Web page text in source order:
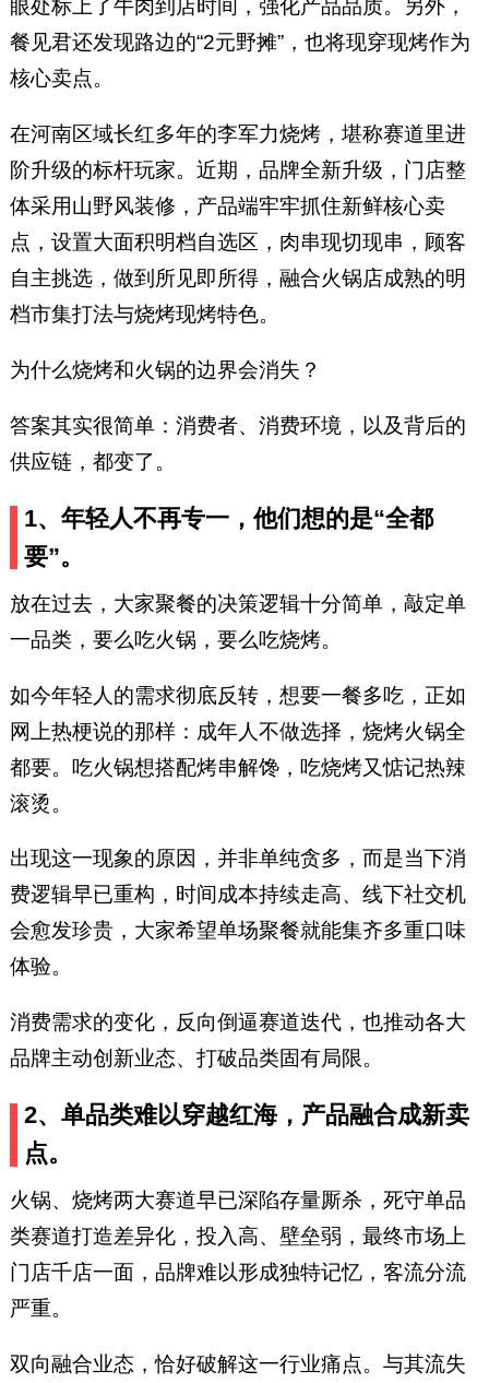
眼处标上了牛肉到店时间，强化产品品质。另外，
餐见君还发现路边的“2元野摊”，也将现穿现烤作为
核心卖点。
在河南区域长红多年的李军力烧烤，堪称赛道里进
阶升级的标杆玩家。近期，品牌全新升级，门店整
体采用山野风装修，产品端牢牢抓住新鲜核心卖
点，设置大面积明档自选区，肉串现切现串，顾客
自主挑选，做到所见即所得，融合火锅店成熟的明
档市集打法与烧烤现烤特色。
为什么烧烤和火锅的边界会消失？
答案其实很简单：消费者、消费环境，以及背后的
供应链，都变了。
1、年轻人不再专一，他们想的是“全都
要”。
放在过去，大家聚餐的决策逻辑十分简单，敲定单
一品类，要么吃火锅，要么吃烧烤。
如今年轻人的需求彻底反转，想要一餐多吃，正如
网上热梗说的那样：成年人不做选择，烧烤火锅全
都要。吃火锅想搭配烤串解馋，吃烧烤又惦记热辣
滚烫。
出现这一现象的原因，并非单纯贪多，而是当下消
费逻辑早已重构，时间成本持续走高、线下社交机
会愈发珍贵，大家希望单场聚餐就能集齐多重口味
体验。
消费需求的变化，反向倒逼赛道迭代，也推动各大
品牌主动创新业态、打破品类固有局限。
2、单品类难以穿越红海，产品融合成新卖
点。
火锅、烧烤两大赛道早已深陷存量厮杀，死守单品
类赛道打造差异化，投入高、壁垒弱，最终市场上
门店千店一面，品牌难以形成独特记忆，客流分流
严重。
双向融合业态，恰好破解这一行业痛点。与其流失